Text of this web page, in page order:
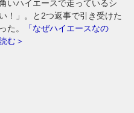
いハイエースで走っているシ
！」。と2つ返事で引き受けた
た。
「なぜハイエースなの
む＞